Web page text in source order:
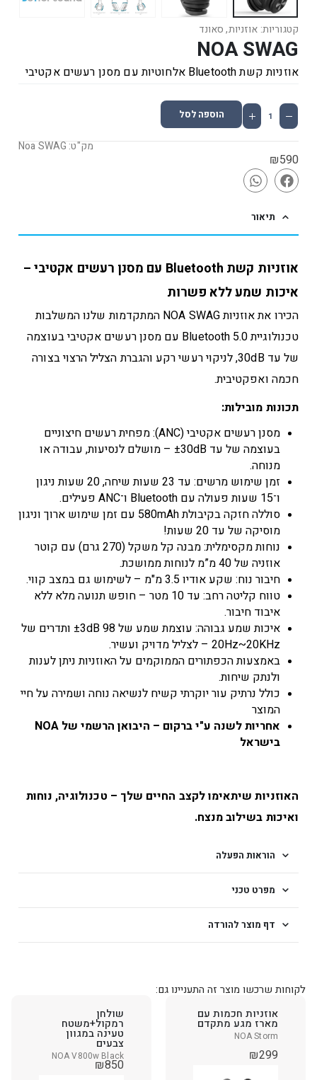
קטגוריות: אוזניות,סאונד
NOA SWAG
אוזניות קשת Bluetooth אלחוטיות עם מסנן רעשים אקטיבי
₪590
מק"ט: Noa SWAG
הוספה לסל
תיאור
אוזניות קשת Bluetooth עם מסנן רעשים אקטיבי –
איכות שמע ללא פשרות
הכירו את אוזניות NOA SWAG המתקדמות שלנו המשלבות
טכנולוגיית Bluetooth 5.0 עם מסנן רעשים אקטיבי בעוצמה
של עד 30dB, לניקוי רעשי רקע והגברת הצליל הרצוי בצורה
חכמה ואפקטיבית.
תכונות מובילות:
מסנן רעשים אקטיבי (ANC): מפחית רעשים חיצוניים
בעוצמה של עד ±30dB – מושלם לנסיעות, עבודה או
מנוחה.
זמן שימוש מרשים: עד 23 שעות שיחה, 20 שעות ניגון
ו־15 שעות פעולה עם Bluetooth ו־ANC פעילים.
סוללה חזקה בקיבולת 580mAh עם זמן שימוש ארוך וניגון
מוסיקה של עד 20 שעות!
נוחות מקסימלית: מבנה קל משקל (270 גרם) עם קוטר
אוזניה של 40 מ”מ לנוחות ממושכת.
חיבור נוח: שקע אודיו 3.5 מ"מ – לשימוש גם במצב קווי.
טווח קליטה רחב: עד 10 מטר – חופש תנועה מלא ללא
איבוד חיבור.
איכות שמע גבוהה: עוצמת שמע של ±3dB 98 ותדרים של
20Hz~20KHz – לצליל מדויק ועשיר.
באמצעות הכפתורים הממוקמים על האוזניות ניתן לענות
ולנתק שיחות.
כולל נרתיק עור יוקרתי קשיח לנשיאה נוחה ושמירה על חיי
המוצר
אחריות לשנה ע"י ברקום – היבואן הרשמי של NOA
בישראל
האוזניות שיתאימו לקצב החיים שלך – טכנולוגיה, נוחות
ואיכות בשילוב מנצח.
הוראות הפעלה
מפרט טכני
דף מוצר להורדה
לקוחות שרכשו מוצר זה התעניינו גם:
אוזניות חכמות עם
מארז מגע מתקדם
NOA Storm
₪299
שולחן
רמקול+משטח
טעינה במגוון
צבעים
NOA V800w Black
₪850